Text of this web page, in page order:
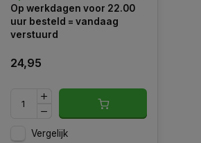
bits, verpakt in een stevige en
overzichtelijke L-Box.
Op werkdagen voor 22.00
uur besteld = vandaag
verstuurd
24,95
Vergelijk